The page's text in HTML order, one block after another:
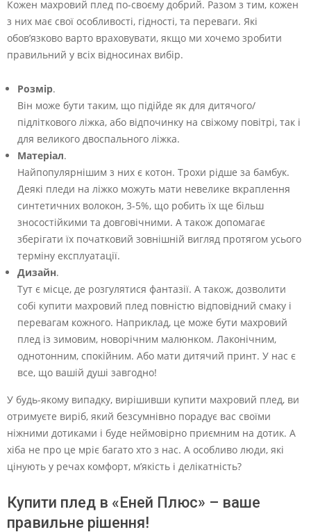
Кожен махровий плед по-своєму добрий. Разом з тим, кожен
з них має свої особливості, гідності, та переваги. Які
обов’язково варто враховувати, якщо ми хочемо зробити
правильний у всіх відносинах вибір.
Розмір.
Він може бути таким, що підійде як для дитячого/
підліткового ліжка, або відпочинку на свіжому повітрі, так і
для великого двоспального ліжка.
Матеріал.
Найпопулярнішим з них є котон. Трохи рідше за бамбук.
Деякі пледи на ліжко можуть мати невелике вкраплення
синтетичних волокон, 3-5%, що робить їх ще більш
зносостійкими та довговічними. А також допомагає
зберігати їх початковий зовнішній вигляд протягом усього
терміну експлуатації.
Дизайн.
Тут є місце, де розгулятися фантазії. А також, дозволити
собі купити махровий плед повністю відповідний смаку і
перевагам кожного. Наприклад, це може бути махровий
плед із зимовим, новорічним малюнком. Лаконічним,
однотонним, спокійним. Або мати дитячий принт. У нас є
все, що вашій душі завгодно!
У будь-якому випадку, вирішивши купити махровий плед, ви
отримуєте виріб, який безсумнівно порадує вас своїми
ніжними дотиками і буде неймовірно приємним на дотик. А
хіба не про це мріє багато хто з нас. А особливо люди, які
цінують у речах комфорт, м’якість і делікатність?
Купити плед в «Еней Плюс» – ваше
правильне рішення!